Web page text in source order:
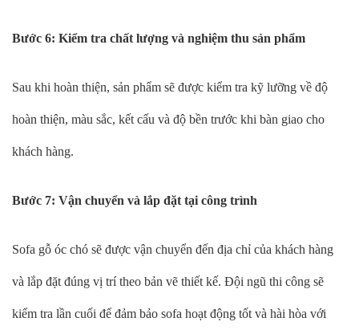
Bước 6: Kiểm tra chất lượng và nghiệm thu sản phẩm
Sau khi hoàn thiện, sản phẩm sẽ được kiểm tra kỹ lưỡng về độ
hoàn thiện, màu sắc, kết cấu và độ bền trước khi bàn giao cho
khách hàng.
Bước 7: Vận chuyển và lắp đặt tại công trình
Sofa gỗ óc chó sẽ được vận chuyển đến địa chỉ của khách hàng
và lắp đặt đúng vị trí theo bản vẽ thiết kế. Đội ngũ thi công sẽ
kiểm tra lần cuối để đảm bảo sofa hoạt động tốt và hài hòa với